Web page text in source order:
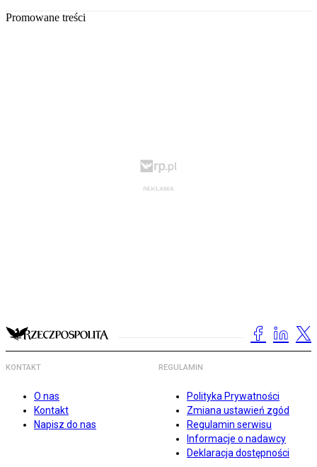
Promowane treści
KONTAKT
O nas
Kontakt
Napisz do nas
REGULAMIN
Polityka Prywatności
Zmiana ustawień zgód
Regulamin serwisu
Informacje o nadawcy
Deklaracja dostępności